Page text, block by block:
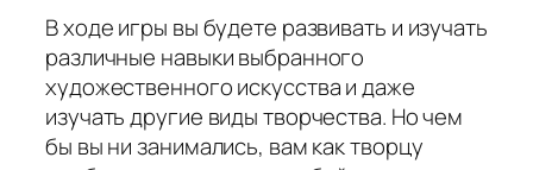
В ходе игры вы будете развивать и изучать
различные навыки выбранного
художественного искусства и даже
изучать другие виды творчества. Но чем
бы вы ни занимались, вам как творцу